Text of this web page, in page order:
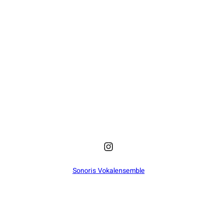
Instagram
Sonoris Vokalensemble